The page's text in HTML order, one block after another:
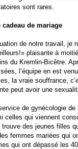
sont rares.
de mariage
de notre travail, je
plaisante à
du Kremlin-Bicêtre.
l’équipe en est
la vraie souffrance,
peut avoir une
de gynécologie
celles qui viennent
des jeunes filles
femmes mariées qui
qui ont dépassé les